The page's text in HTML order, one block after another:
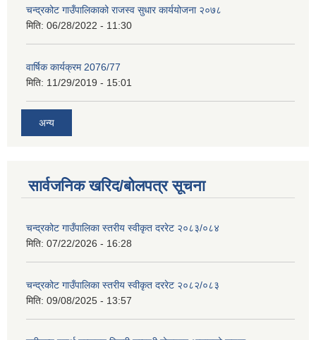
चन्द्रकोट गाउँपालिकाको राजस्व सुधार कार्ययोजना २०७८
मिति: 06/28/2022 - 11:30
वार्षिक कार्यक्रम 2076/77
मिति: 11/29/2019 - 15:01
अन्य
सार्वजनिक खरिद/बोलपत्र सूचना
चन्द्रकोट गाउँपालिका स्तरीय स्वीकृत दररेट २०८३/०८४
मिति: 07/22/2026 - 16:28
चन्द्रकोट गाउँपालिका स्तरीय स्वीकृत दररेट २०८२/०८३
मिति: 09/08/2025 - 13:57